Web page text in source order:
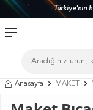
Türkiye'nin
Anasayfa MAKET